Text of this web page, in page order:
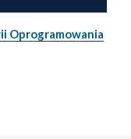
Oprogramowania